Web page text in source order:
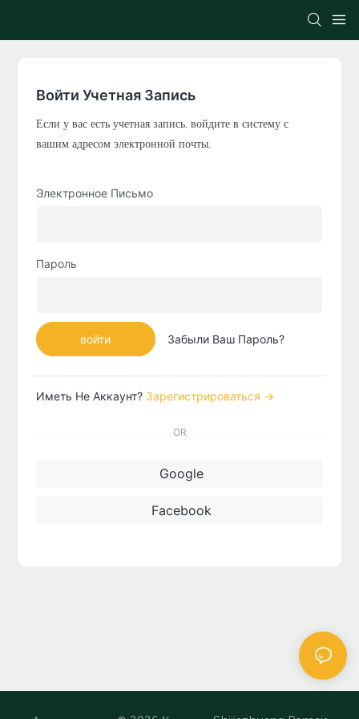
Войти Учетная Запись
Если у вас есть учетная запись, войдите в систему с
вашим адресом электронной почты.
Электронное Письмо
Пароль
войти Забыли Ваш Пароль?
Иметь Не Аккаунт? Зарегистрироваться →
OR
Google
Facebook